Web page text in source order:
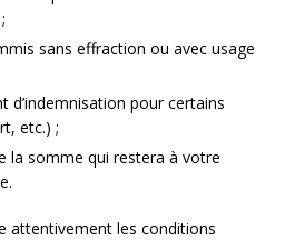
sans effraction ou avec usage
d’indemnisation pour certains
etc.) ;
la somme qui restera à votre
attentivement les conditions